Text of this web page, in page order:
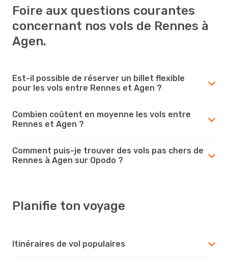
Foire aux questions courantes
concernant nos vols de Rennes à
Agen.
Est-il possible de réserver un billet flexible
pour les vols entre Rennes et Agen ?
Combien coûtent en moyenne les vols entre
Rennes et Agen ?
Comment puis-je trouver des vols pas chers de
Rennes à Agen sur Opodo ?
Planifie ton voyage
Itinéraires de vol populaires